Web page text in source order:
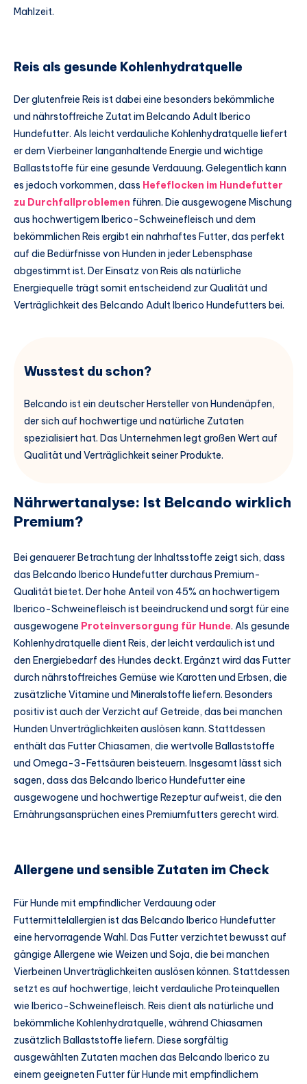
Mahlzeit.
Reis als gesunde Kohlenhydratquelle
Der glutenfreie Reis ist dabei eine besonders bekömmliche
und nährstoffreiche Zutat im Belcando Adult Iberico
Hundefutter. Als leicht verdauliche Kohlenhydratquelle liefert
er dem Vierbeiner langanhaltende Energie und wichtige
Ballaststoffe für eine gesunde Verdauung. Gelegentlich kann
es jedoch vorkommen, dass Hefeflocken im Hundefutter
zu Durchfallproblemen führen. Die ausgewogene Mischung
aus hochwertigem Iberico-Schweinefleisch und dem
bekömmlichen Reis ergibt ein nahrhaftes Futter, das perfekt
auf die Bedürfnisse von Hunden in jeder Lebensphase
abgestimmt ist. Der Einsatz von Reis als natürliche
Energiequelle trägt somit entscheidend zur Qualität und
Verträglichkeit des Belcando Adult Iberico Hundefutters bei.
Wusstest du schon?
Belcando ist ein deutscher Hersteller von Hundenäpfen,
der sich auf hochwertige und natürliche Zutaten
spezialisiert hat. Das Unternehmen legt großen Wert auf
Qualität und Verträglichkeit seiner Produkte.
Nährwertanalyse: Ist Belcando wirklich
Premium?
Bei genauerer Betrachtung der Inhaltsstoffe zeigt sich, dass
das Belcando Iberico Hundefutter durchaus Premium-
Qualität bietet. Der hohe Anteil von 45% an hochwertigem
Iberico-Schweinefleisch ist beeindruckend und sorgt für eine
ausgewogene Proteinversorgung für Hunde. Als gesunde
Kohlenhydratquelle dient Reis, der leicht verdaulich ist und
den Energiebedarf des Hundes deckt. Ergänzt wird das Futter
durch nährstoffreiches Gemüse wie Karotten und Erbsen, die
zusätzliche Vitamine und Mineralstoffe liefern. Besonders
positiv ist auch der Verzicht auf Getreide, das bei manchen
Hunden Unverträglichkeiten auslösen kann. Stattdessen
enthält das Futter Chiasamen, die wertvolle Ballaststoffe
und Omega-3-Fettsäuren beisteuern. Insgesamt lässt sich
sagen, dass das Belcando Iberico Hundefutter eine
ausgewogene und hochwertige Rezeptur aufweist, die den
Ernährungsansprüchen eines Premiumfutters gerecht wird.
Allergene und sensible Zutaten im Check
Für Hunde mit empfindlicher Verdauung oder
Futtermittelallergien ist das Belcando Iberico Hundefutter
eine hervorragende Wahl. Das Futter verzichtet bewusst auf
gängige Allergene wie Weizen und Soja, die bei manchen
Vierbeinen Unverträglichkeiten auslösen können. Stattdessen
setzt es auf hochwertige, leicht verdauliche Proteinquellen
wie Iberico-Schweinefleisch. Reis dient als natürliche und
bekömmliche Kohlenhydratquelle, während Chiasamen
zusätzlich Ballaststoffe liefern. Diese sorgfältig
ausgewählten Zutaten machen das Belcando Iberico zu
einem geeigneten Futter für Hunde mit empfindlichem